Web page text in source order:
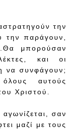
την
την παράγουν,
μπορούσαν
και οι
να συνφάγουν;
αυτούς
Χριστού.
σαν
μαζί με τους